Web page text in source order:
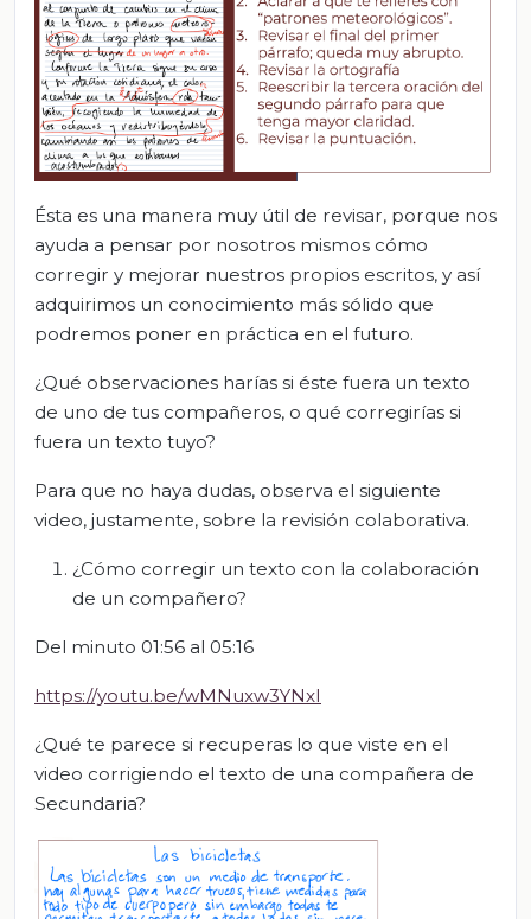
Ésta es una manera muy útil de revisar, porque nos
ayuda a pensar por nosotros mismos cómo
corregir y mejorar nuestros propios escritos, y así
adquirimos un conocimiento más sólido que
podremos poner en práctica en el futuro.
¿Qué observaciones harías si éste fuera un texto
de uno de tus compañeros, o qué corregirías si
fuera un texto tuyo?
Para que no haya dudas, observa el siguiente
video, justamente, sobre la revisión colaborativa.
¿Cómo corregir un texto con la colaboración
de un compañero?
Del minuto 01:56 al 05:16
https://youtu.be/wMNuxw3YNxI
¿Qué te parece si recuperas lo que viste en el
video corrigiendo el texto de una compañera de
Secundaria?